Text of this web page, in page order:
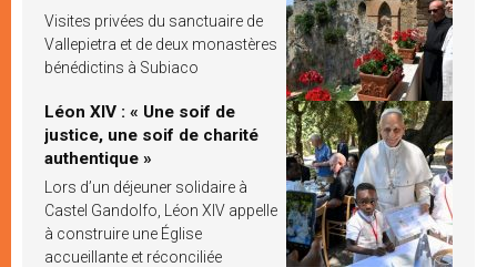
Visites privées du sanctuaire de
Vallepietra et de deux monastères
bénédictins à Subiaco
Léon XIV : « Une soif de
justice, une soif de charité
authentique »
Lors d’un déjeuner solidaire à
Castel Gandolfo, Léon XIV appelle
à construire une Église
accueillante et réconciliée